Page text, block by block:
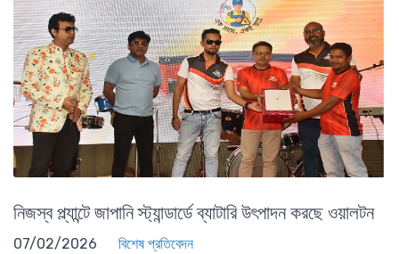
নিজস্ব প্ল্যান্টে জাপানি স্ট্যান্ডার্ডে ব্যাটারি উৎপাদন করছে ওয়ালটন
07/02/2026 বিশেষ প্রতিবেদন